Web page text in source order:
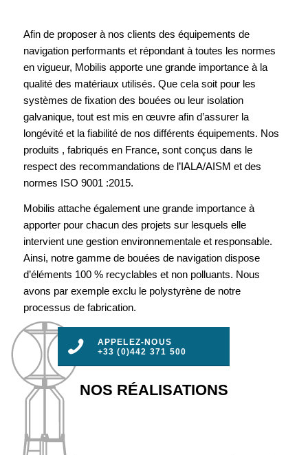
Afin de proposer à nos clients des équipements de
navigation performants et répondant à toutes les normes
en vigueur, Mobilis apporte une grande importance à la
qualité des matériaux utilisés. Que cela soit pour les
systèmes de fixation des bouées ou leur isolation
galvanique, tout est mis en œuvre afin d’assurer la
longévité et la fiabilité de nos différents équipements. Nos
produits , fabriqués en France, sont conçus dans le
respect des recommandations de l’IALA/AISM et des
normes ISO 9001 :2015.
Mobilis attache également une grande importance à
apporter pour chacun des projets sur lesquels elle
intervient une gestion environnementale et responsable.
Ainsi, notre gamme de bouées de navigation dispose
d’éléments 100 % recyclables et non polluants. Nous
avons par exemple exclu le polystyrène de notre
processus de fabrication.
APPELEZ-NOUS
+33 (0)442 371 500
NOS RÉALISATIONS